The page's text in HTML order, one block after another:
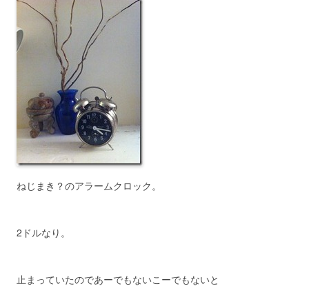
ねじまき？のアラームクロック。
2ドルなり。
止まっていたのであーでもないこーでもないと